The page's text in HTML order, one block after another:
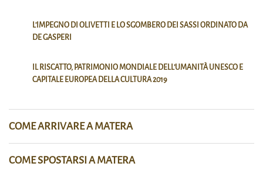
L’IMPEGNO DI OLIVETTI E LO SGOMBERO DEI SASSI ORDINATO DA
DE GASPERI
IL RISCATTO, PATRIMONIO MONDIALE DELL’UMANITÀ UNESCO E
CAPITALE EUROPEA DELLA CULTURA 2019
COME ARRIVARE A MATERA
COME SPOSTARSI A MATERA